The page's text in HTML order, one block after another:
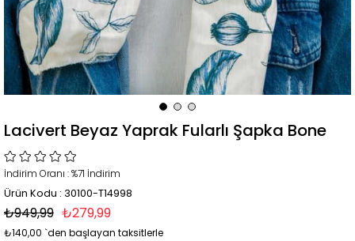
Lacivert Beyaz Yaprak Fularlı Şapka Bone
İndirim Oranı :%71 İndirim
Ürün Kodu : 30100-T14998
₺949,99 ₺279,99
₺140,00 `den başlayan taksitlerle